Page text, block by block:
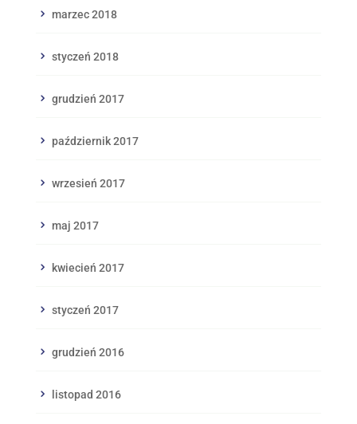
marzec 2018
styczeń 2018
grudzień 2017
październik 2017
wrzesień 2017
maj 2017
kwiecień 2017
styczeń 2017
grudzień 2016
listopad 2016